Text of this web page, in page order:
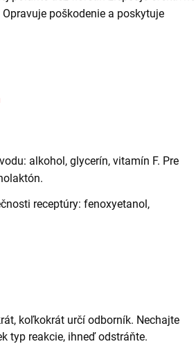
poškodenie a poskytuje
alkohol, glycerín, vitamín F. Pre
receptúry: fenoxyetanol,
koľkokrát určí odborník. Nechajte
typ reakcie, ihneď odstráňte.